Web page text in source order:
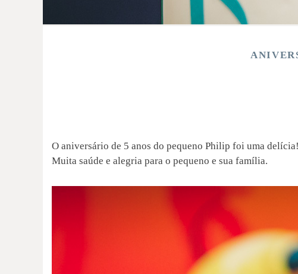
O aniversário de 5 anos do pequeno Philip foi uma
Muita saúde e alegria para o pequeno e sua família.